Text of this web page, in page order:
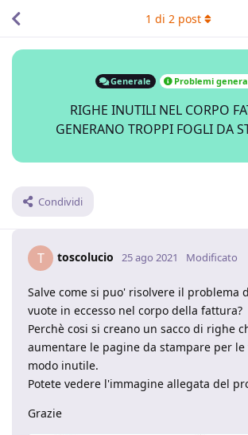
Generale Problemi
RIGHE INUTILI NEL CORPO
GENERANO TROPPI FOGLI DA
Condividi
1 di 2post
T toscolucio 25 ago 2021 Modificato
Salve come si puo' risolvere il problema
vuote in eccesso nel corpo della fattura?
Perchè cosi si creano un sacco di righe
aumentare le pagine da stampare per
modo inutile.
Potete vedere l'immagine allegata del
Grazie